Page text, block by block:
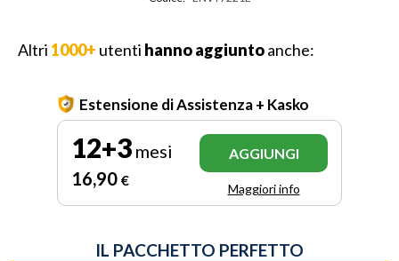
Altri 1000+ utenti hanno aggiuntoanche:
Estensione di Assistenza + Kasko
12+3 mesi
16,90 €
AGGIUNGI
Maggiori info
IL PACCHETTO PERFETTO